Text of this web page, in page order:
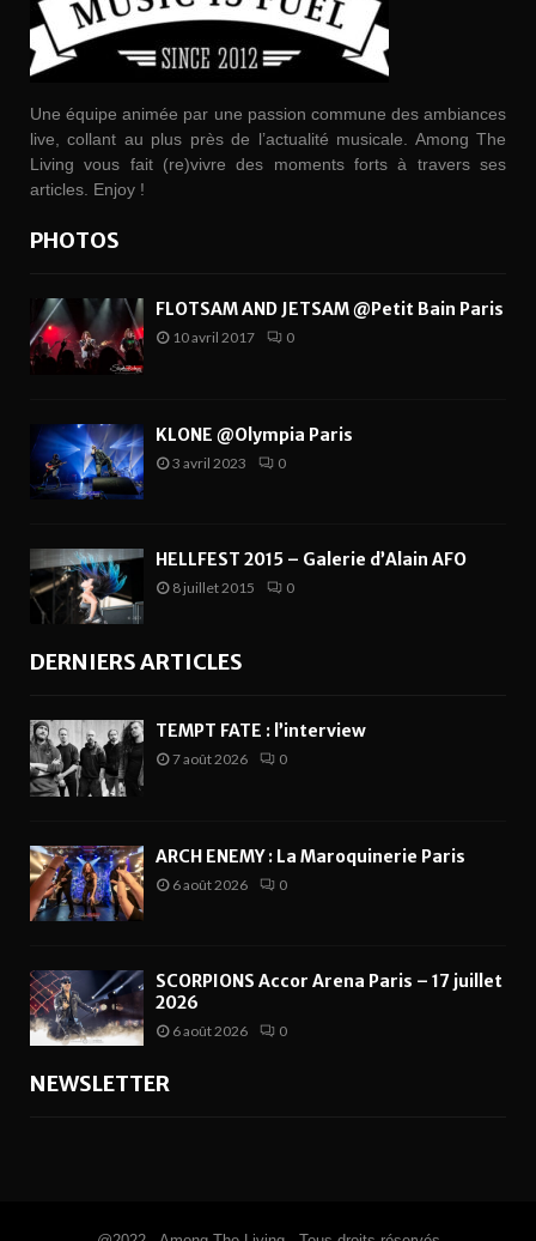
Une équipe animée par une passion commune des ambiances
live, collant au plus près de l’actualité musicale. Among The
Living vous fait (re)vivre des moments forts à travers ses
articles. Enjoy !
PHOTOS
FLOTSAM AND JETSAM @Petit Bain Paris
10 avril 2017 0
KLONE @Olympia Paris
3 avril 2023 0
HELLFEST 2015 – Galerie d’Alain AFO
8 juillet 2015 0
DERNIERS ARTICLES
TEMPT FATE : l’interview
7 août 2026 0
ARCH ENEMY : La Maroquinerie Paris
6 août 2026 0
SCORPIONS Accor Arena Paris – 17 juillet
2026
6 août 2026 0
NEWSLETTER